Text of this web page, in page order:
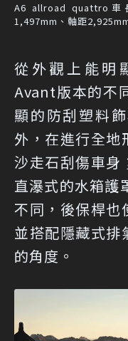
A6 allroad quattro車
1,497mm、軸距
從外觀上能明
Avant版本的不
顯的防刮塑料
外，在進行全地
沙走石刮傷車身
直瀑式的水箱護
不同，後保桿也
並搭配隱藏式排
的角度。